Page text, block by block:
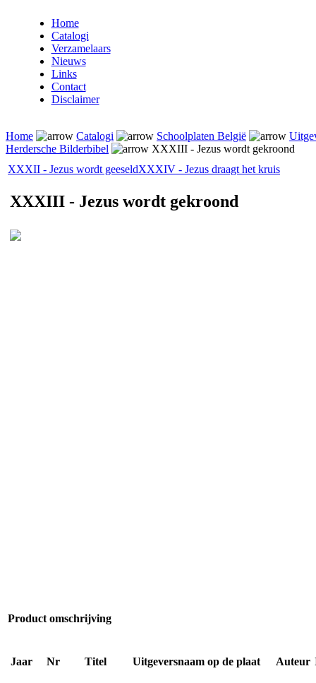
Home
Catalogi
Verzamelaars
Nieuws
Links
Contact
Disclaimer
Home Catalogi Schoolplaten België
Herdersche Bilderbibel
XXXIII - Jezus wordt gekroond
XXXII - Jezus wordt geeseldXXXIV - Jezus draagt het kruis
XXXIII - Jezus wordt gekroond
Product omschrijving
Jaar Nr Titel Uitgeversnaam op de plaat Auteur